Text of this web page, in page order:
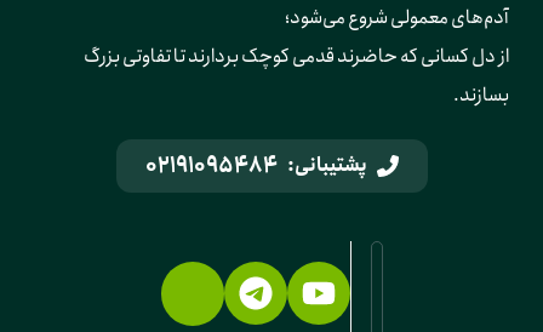
آدم‌های معمولی شروع می‌شود؛
از دل کسانی که حاضرند قدمی کوچک بردارند تا تفاوتی بزرگ
بسازند.
پشتیبانی: 02191095484